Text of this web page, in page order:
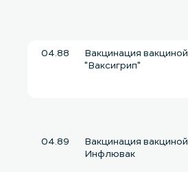
04.88
Вакцинация вакциной
"Ваксигрип"
04.89
Вакцинация вакциной
Инфлювак